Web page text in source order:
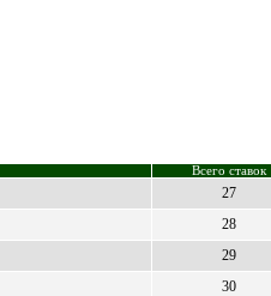
Всего ставок
27
28
29
30